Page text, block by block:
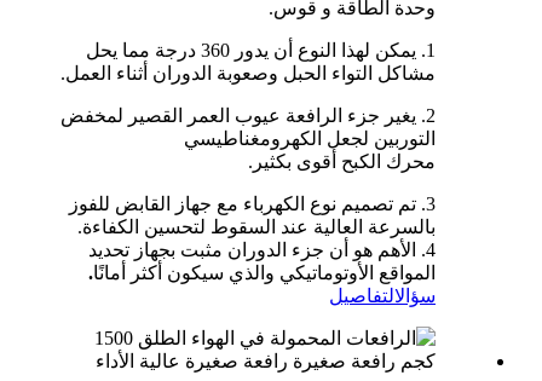
وحدة الطاقة و قوس.
1. يمكن لهذا النوع أن يدور 360 درجة مما يحل
مشاكل التواء الحبل وصعوبة الدوران أثناء العمل.
2. يغير جزء الرافعة عيوب العمر القصير لمخفض
التوربين لجعل الكهرومغناطيسي
محرك الكبح أقوى بكثير.
3. تم تصميم نوع الكهرباء مع جهاز القابض للفوز
بالسرعة العالية عند السقوط لتحسين الكفاءة.
4. الأهم هو أن جزء الدوران مثبت بجهاز تحديد
المواقع الأوتوماتيكي والذي سيكون أكثر أمانًا.
سؤالالتفاصيل